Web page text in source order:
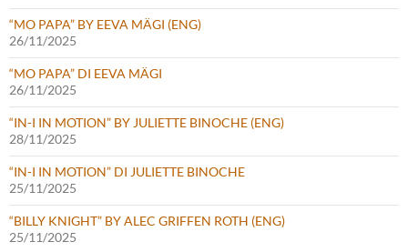
“MO PAPA” BY EEVA MÄGI (ENG)
26/11/2025
“MO PAPA” DI EEVA MÄGI
26/11/2025
“IN-I IN MOTION” BY JULIETTE BINOCHE (ENG)
28/11/2025
“IN-I IN MOTION” DI JULIETTE BINOCHE
25/11/2025
“BILLY KNIGHT” BY ALEC GRIFFEN ROTH (ENG)
25/11/2025